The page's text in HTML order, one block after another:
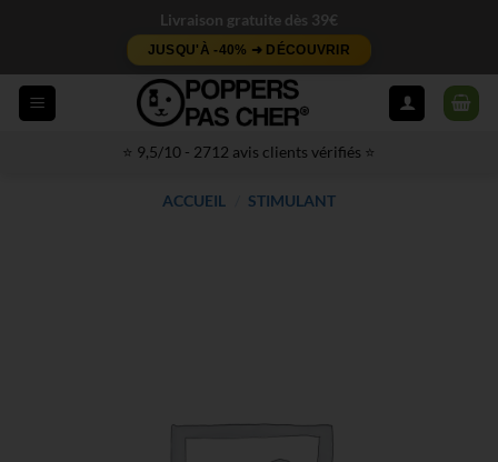
Livraison gratuite dès 39€
JUSQU'À -40% ➜ DÉCOUVRIR
⭐ 9,5/10 - 2712 avis clients vérifiés ⭐
ACCUEIL STIMULANT